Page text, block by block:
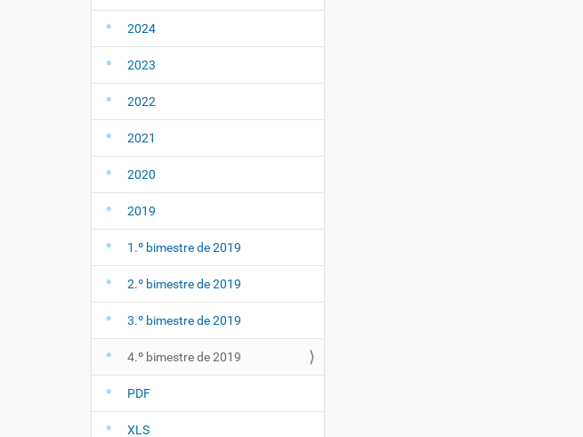
2024
2023
2022
2021
2020
2019
1.º bimestre de 2019
2.º bimestre de 2019
3.º bimestre de 2019
4.º bimestre de 2019
PDF
XLS